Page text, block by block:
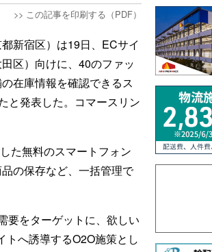
>> この記事を印刷する（PDF）
新宿区）は19日、ECサイ
区）向けに、40のファッ
在庫情報を確認できるス
と発表した。コマースリン
た無料のスマートフォン
の保存など、一括管理で
要をターゲットに、欲しい
へ誘導するO2O施策とし